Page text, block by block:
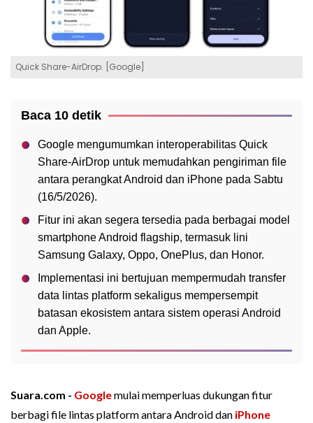
Quick Share-AirDrop. [Google]
Baca 10 detik
Google mengumumkan interoperabilitas Quick
Share-AirDrop untuk memudahkan pengiriman file
antara perangkat Android dan iPhone pada Sabtu
(16/5/2026).
Fitur ini akan segera tersedia pada berbagai model
smartphone Android flagship, termasuk lini
Samsung Galaxy, Oppo, OnePlus, dan Honor.
Implementasi ini bertujuan mempermudah transfer
data lintas platform sekaligus mempersempit
batasan ekosistem antara sistem operasi Android
dan Apple.
Suara.com - Googlemulai memperluas dukungan fitur
berbagi file lintas platform antara Android dan iPhone